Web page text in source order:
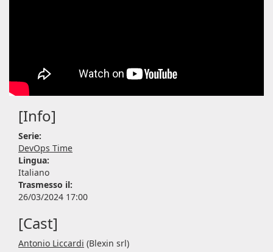
[Info]
Serie:
DevOps Time
Lingua:
Italiano
Trasmesso il:
26/03/2024 17:00
[Cast]
Antonio Liccardi (Blexin srl)